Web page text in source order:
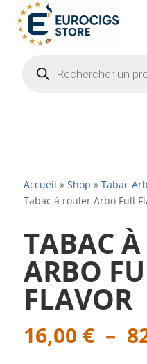
produits
Accueil » Shop » Tabac
Tabac à rouler Arbo Full
TABAC
ARBO
FLAVOR
16,00 € –